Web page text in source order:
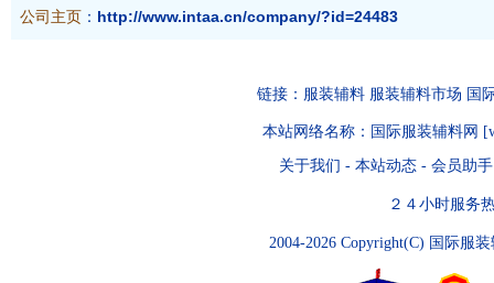
公司主页 ： http://www.intaa.cn/company/?id=24483
链接： 服装辅料 服装辅料市场 国
本站网络名称： 国际服装辅料网
关于我们 - 本站动态 - 会员助手
２４小时服务
2004-2026 Copyright(C) 国际服